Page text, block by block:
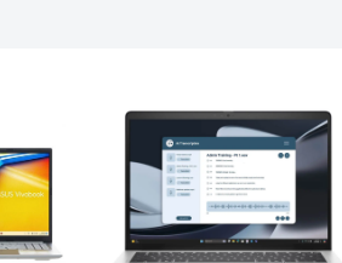
trải nghiệm hơn cho người dùng khi